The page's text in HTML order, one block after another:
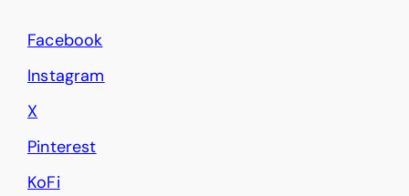
Facebook
Instagram
X
Pinterest
KoFi